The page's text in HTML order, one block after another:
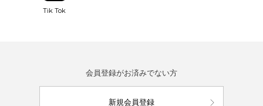
Tik Tok
会員登録がお済みでない方
新規会員登録